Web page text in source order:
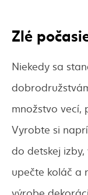
Zlé
Niekedy sa
množstvo vecí,
Vyrobte si
do detskej
upečte koláč a